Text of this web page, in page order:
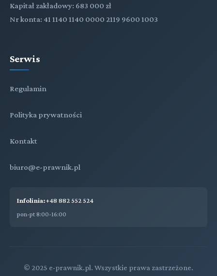
Kapitał zakładowy: 683 000 zł
Nr konta: 41 1140 1140 0000 2119 9600 1003
Serwis
Regulamin
Polityka prywatności
Kontakt
biuro@e-prawnik.pl
Infolinia:+48 882 552 524
pon-pt 8:00-16:00
© 2025 e-prawnik.pl. Wszystkie prawa zastrzeżone.